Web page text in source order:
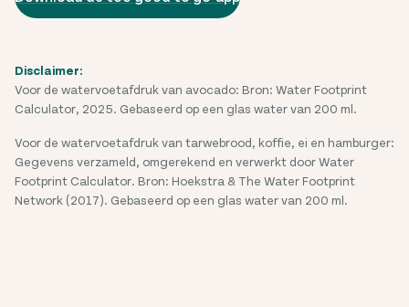
Disclaimer:
Voor de watervoetafdruk van avocado: Bron: Water Footprint
Calculator, 2025. Gebaseerd op een glas water van 200 ml.
Voor de watervoetafdruk van tarwebrood, koffie, ei en hamburger:
Gegevens verzameld, omgerekend en verwerkt door Water
Footprint Calculator. Bron: Hoekstra & The Water Footprint
Network (2017). Gebaseerd op een glas water van 200 ml.